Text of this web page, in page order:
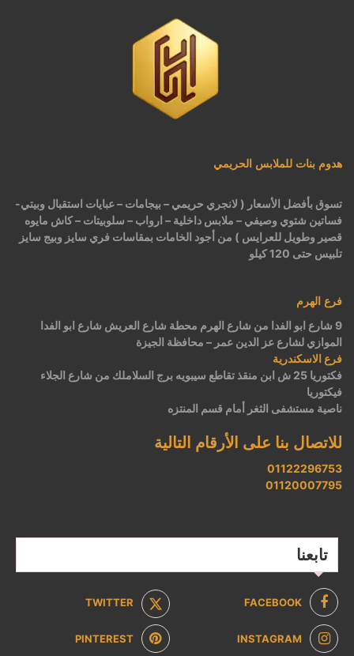
هدوم بنات للملابس الحريمي
تسوق بأفضل الأسعار ( لانجري حريمي – بيجامات – عبايات استقبال وبيتي-
فساتين شتوي وصيفي – ملابس داخلية – ارواب – سلوبيتات – كاش مايوه
قصير وطويل للعرايس ) من أجود الخامات بمقاسات فري سايز وبيج سايز
تلبيس حتى 120 كيلو
فرع الهرم
9 شارع ابو الفدا من شارع الهرم محطة شارع العريش شارع ابو الفدا
الموازي لشارع عز الدين عمر – محافظة الجيزة
فرع الاسكندرية
فكتوريا 25 ش ابن منقذ تقاطع سيبويه برج السلاملك من شارع الجلاء
فيكتوريا
ناصية مستشفى الثغر أمام قسم المنتزه
للاتصال بنا على الأرقام التالية
01122296753
01120007795
تابعنا
FACEBOOK
TWITTER
INSTAGRAM
PINTEREST